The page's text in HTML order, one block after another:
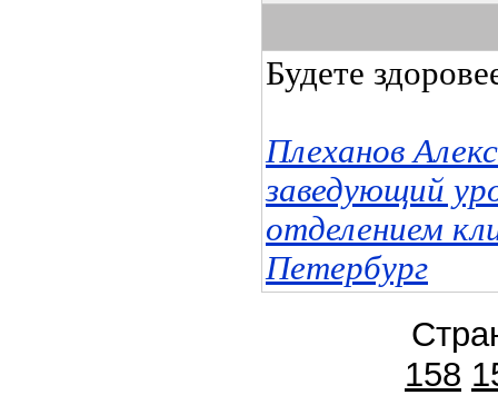
Будете
Плеханов
заведующий
отделением
Петербург
158